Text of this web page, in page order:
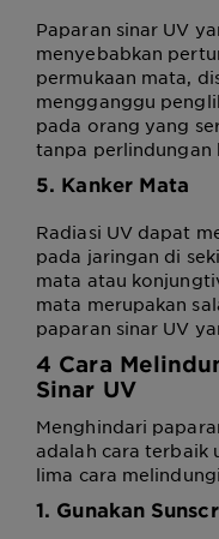
Paparan sinar UV
menyebabkan
permukaan mata,
mengganggu
pada orang yang
tanpa perlindungan
5. Kanker Mata
Radiasi UV dapat
pada jaringan di
mata atau
mata merupakan
paparan sinar UV
4 Cara
Sinar UV
Menghindari
adalah cara terbaik
lima cara
1. Gunakan